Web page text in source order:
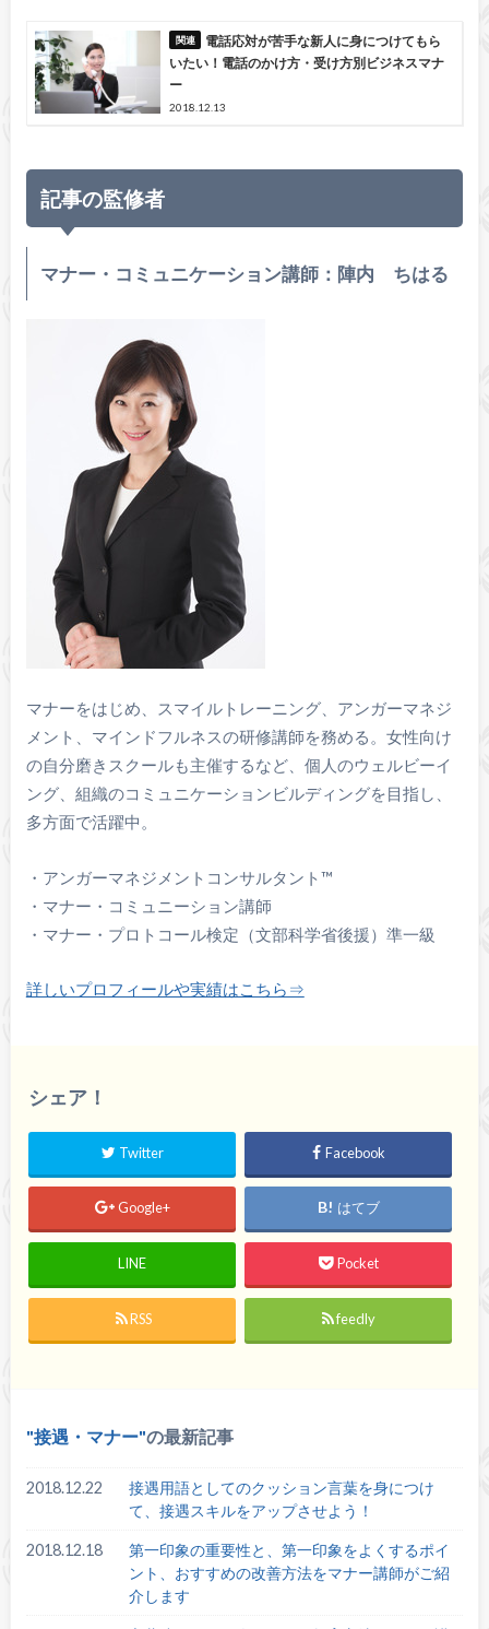
電話応対が苦手な新人に身につけてもら
いたい！電話のかけ方・受け方別ビジネスマナ
ー
2018.12.13
記事の監修者
マナー・コミュニケーション講師：陣内 ちはる
マナーをはじめ、スマイルトレーニング、アンガーマネジ
メント、マインドフルネスの研修講師を務める。女性向け
の自分磨きスクールも主催するなど、個人のウェルビーイ
ング、組織のコミュニケーションビルディングを目指し、
多方面で活躍中。
・アンガーマネジメントコンサルタント™️
・マナー・コミュニーション講師
・マナー・プロトコール検定（文部科学省後援）準一級
詳しいプロフィールや実績はこちら⇒
シェア！
Twitter Facebook
Google+ はてブ
LINE Pocket
RSS feedly
接遇・マナー の最新記事
2018.12.22
接遇用語としてのクッション言葉を身につけ
て、接遇スキルをアップさせよう！
2018.12.18
第一印象の重要性と、第一印象をよくするポイ
ント、おすすめの改善方法をマナー講師がご紹
介します